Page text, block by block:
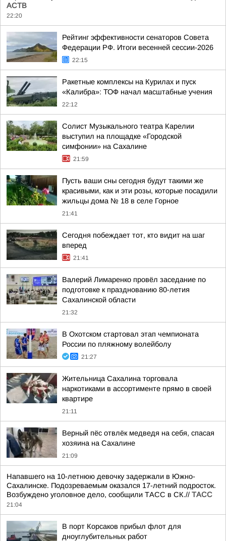
АСТВ
22:20
Рейтинг эффективности сенаторов Совета
Федерации РФ. Итоги весенней сессии-2026
22:15
Ракетные комплексы на Курилах и пуск
«Калибра»: ТОФ начал масштабные учения
22:12
Солист Музыкального театра Карелии
выступил на площадке «Городской
симфонии» на Сахалине
21:59
Пусть ваши сны сегодня будут такими же
красивыми, как и эти розы, которые посадили
жильцы дома № 18 в селе Горное
21:41
Сегодня побеждает тот, кто видит на шаг
вперед
21:41
Валерий Лимаренко провёл заседание по
подготовке к празднованию 80-летия
Сахалинской области
21:32
В Охотском стартовал этап чемпионата
России по пляжному волейболу
21:27
Жительница Сахалина торговала
наркотиками в ассортименте прямо в своей
квартире
21:11
Верный пёс отвлёк медведя на себя, спасая
хозяина на Сахалине
21:09
Напавшего на 10-летнюю девочку задержали в Южно-
Сахалинске. Подозреваемым оказался 17-летний подросток.
Возбуждено уголовное дело, сообщили ТАСС в СК.// ТАСС
21:04
В порт Корсаков прибыл флот для
дноуглубительных работ